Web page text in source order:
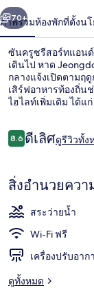
แอนด์
ยอ
ชท์
า
ถัดไป
70+
ภาพรวมห้องพักที่ตั้งนโ
ซันครูซรีสอร์ทแอนด์
เดินไป หาด
กลางแจ้งเปิดตามฤ
เสิร์ฟอาหารท้องถิ่น
ไฮไลท์เพิ่มเติม ได้แ
รีวิว
8.68.6 จาก 10
ดีเลิศดูรีวิวทั้ง
สิ่งอำนวยคว
สระว่ายน้ำ
Wi-Fi ฟรี
เครื่องปรับอาก
ดูทั้งหมด